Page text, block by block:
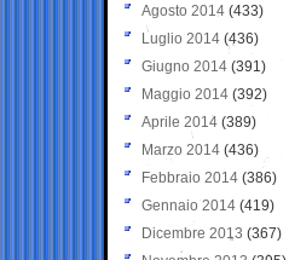
Agosto 2014 (433)
Luglio 2014 (436)
Giugno 2014 (391)
Maggio 2014 (392)
Aprile 2014 (389)
Marzo 2014 (436)
Febbraio 2014 (386)
Gennaio 2014 (419)
Dicembre 2013 (367)